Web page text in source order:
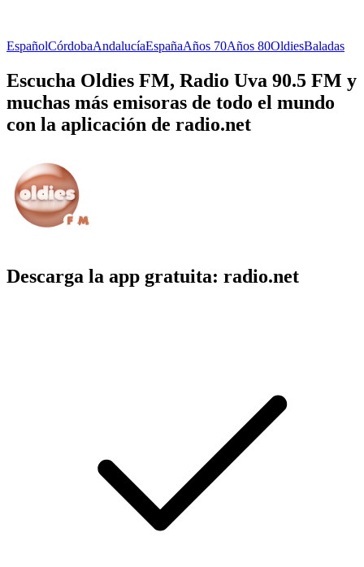
EspañolCórdobaAndalucíaEspañaAños 70Años 80OldiesBaladas
Escucha Oldies FM, Radio Uva 90.5 FM y
muchas más emisoras de todo el mundo
con la aplicación de radio.net
Descarga la app gratuita: radio.net